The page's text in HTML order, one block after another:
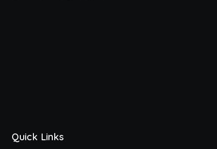
Quick Links